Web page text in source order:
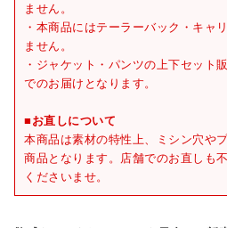
ません。
・本商品にはテーラーバック・キャ
ません。
・ジャケット・パンツの上下セット
でのお届けとなります。
■お直しについて
本商品は素材の特性上、ミシン穴や
商品となります。店舗でのお直しも
くださいませ。